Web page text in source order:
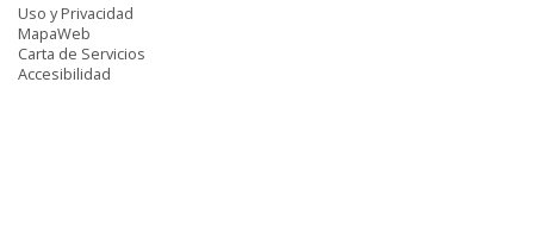
Uso y Privacidad
MapaWeb
Carta de Servicios
Accesibilidad